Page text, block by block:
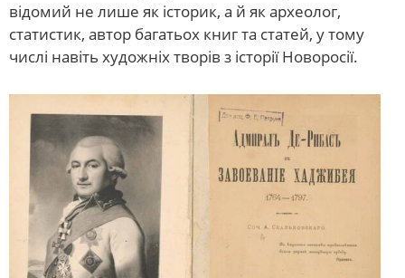
відомий не лише як історик, а й як археолог,
статистик, автор багатьох книг та статей, у тому
числі навіть художніх творів з історії Новоросії.